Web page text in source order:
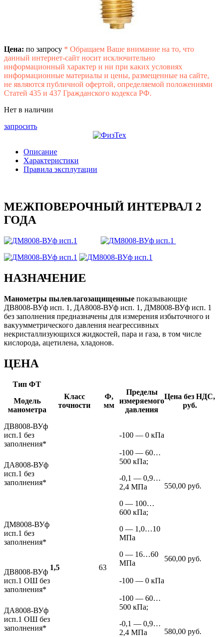
Цена: по запросу * Обращаем Ваше внимание на то, что
данный интернет-сайт носит исключительно
информационный характер и ни при каких условиях
информационные материалы и цены, размещенные на сайте,
не являются публичной офертой, определяемой положениями
Статей 435 и 437 Гражданского кодекса РФ.
Нет в наличии
запросить
Описание
Характеристики
Правила эксплутации
МЕЖПОВЕРОЧНЫЙ ИНТЕРВАЛ 2
ГОДА
НАЗНАЧЕНИЕ
Манометры пылевлагозащищенные показывающие
ДВ8008-ВУф исп. 1, ДА8008-ВУф исп. 1, ДМ8008-ВУф исп. 1
без заполнения предназначены для измерения избыточного и
вакуумметрического давления неагрессивных
некристаллизующихся жидкостей, пара и газа, в том числе
кислорода, ацетилена, хладонов.
ЦЕНА
Тип ФТ
Модель
манометра
Класс
точности
Ф,
мм
Пределы
измеряемого
давления
Цена без НДС,
руб.
ДВ8008-ВУф
исп.1 без
заполнения*
1,5 63
-100 — 0 кПа
550,00 руб.
ДА8008-ВУф
исп.1 без
заполнения*
-100 — 60…
500 кПа;
-0,1 — 0,9…
2,4 МПа
ДМ8008-ВУф
исп.1 без
заполнения*
0 — 100…
600 кПа;
0 — 1,0…10
МПа
0 — 16…60
МПа
560,00 руб.
ДВ8008-ВУф
исп.1 ОШ без
заполнения*
-100 — 0 кПа
580,00 руб.
ДА8008-ВУф
исп.1 ОШ без
заполнения*
-100 — 60…
500 кПа;
-0,1 — 0,9…
2,4 МПа